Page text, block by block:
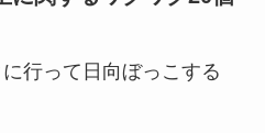
行って日向ぼっこする